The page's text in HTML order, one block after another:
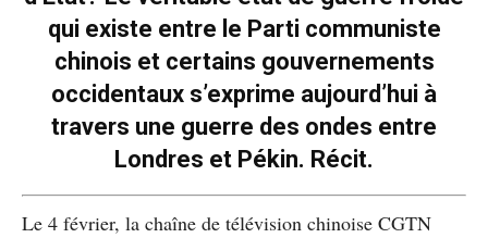
qui existe entre le Parti communiste
chinois et certains gouvernements
occidentaux s’exprime aujourd’hui à
travers une guerre des ondes entre
Londres et Pékin. Récit.
Le 4 février, la chaîne de télévision chinoise CGTN